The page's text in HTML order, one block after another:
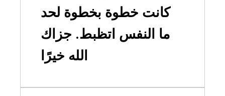
كانت خطوة بخطوة لحد
ما النفس اتظبط. جزاك
الله خيرًا